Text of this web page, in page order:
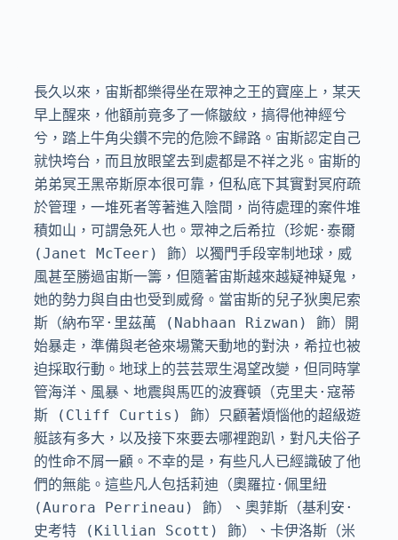
長久以來，宙斯都樂得坐在眾神之王的寶座上，某天
早上醒來，他額前竟多了一條皺紋，搞得他神經兮
兮，踏上牛角尖鑽不完的危險不歸路。宙斯認定自己
就快垮台，而且放眼望去到處都是不祥之兆。宙斯的
弟弟冥王黑帝斯原本很可靠，但私底下其實對冥府疏
於管理，一堆死者等著進入陰間，尚待處理的案件堆
積如山，可謂急死人也。眾神之后希拉（珍妮·泰爾
(Janet McTeer) 飾）以獨門手段宰制地球，威
風甚至勝過宙斯一籌，但隨著宙斯越來越疑神疑鬼，
她的勢力與自由也受到威脅。當宙斯的兒子狄奧尼索
斯（納布罕·里茲萬 (Nabhaan Rizwan) 飾）開
始暴走，準備與老爸來場驚天動地的對決，希拉也被
迫採取行動。地球上的芸芸眾生渴望改變，但同時掌
管海洋、風暴、地震與馬匹的波賽頓（克里夫·寇蒂
斯 (Cliff Curtis) 飾）只顧著煩惱他的超級遊
艇該有多大，以及接下來要去哪裡跑趴，對凡夫俗子
的性命不屑一顧。不幸的是，有些凡人已經識破了他
們的無能。這些凡人包括莉迪（奧羅拉·佩里紐
(Aurora Perrineau) 飾）、奧菲斯（基利安·
史考特 (Killian Scott) 飾）、卡伊洛斯（米